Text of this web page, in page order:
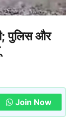
पुलिस और
Join Now